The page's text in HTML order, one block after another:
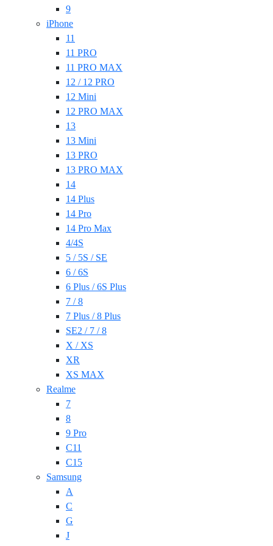
9
iPhone
11
11 PRO
11 PRO MAX
12 / 12 PRO
12 Mini
12 PRO MAX
13
13 Mini
13 PRO
13 PRO MAX
14
14 Plus
14 Pro
14 Pro Max
4/4S
5 / 5S / SE
6 / 6S
6 Plus / 6S Plus
7 / 8
7 Plus / 8 Plus
SE2 / 7 / 8
X / XS
XR
XS MAX
Realme
7
8
9 Pro
C11
C15
Samsung
A
C
G
J